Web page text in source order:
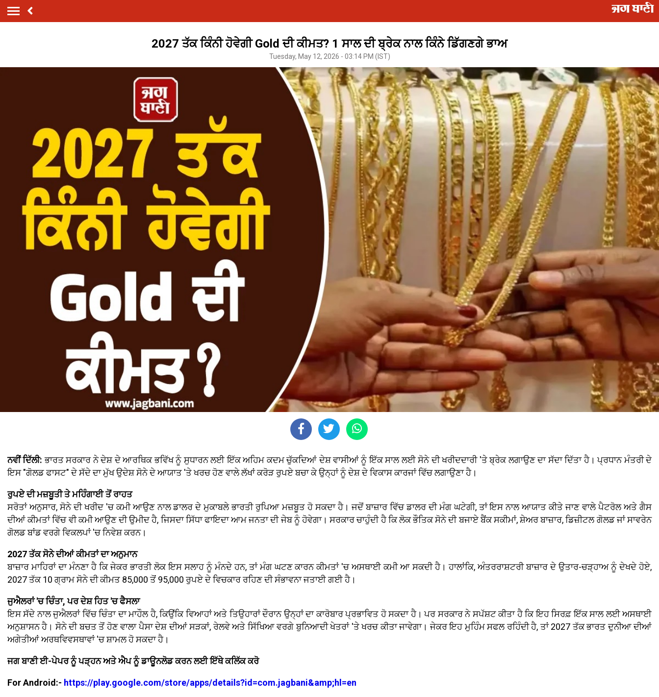
2027 ਤੱਕ ਕਿੰਨੀ ਹੋਵੇਗੀ Gold ਦੀ ਕੀਮਤ? 1 ਸਾਲ ਦੀ ਬ੍ਰੇਕ ਨਾਲ ਕਿੰਨੇ ਡਿੱਗਣਗੇ ਭਾਅ
Tuesday, May 12, 2026 - 03:14 PM (IST)
ਨਵੀਂ ਦਿੱਲੀ:ਭਾਰਤ ਸਰਕਾਰ ਨੇ ਦੇਸ਼ ਦੇ ਆਰਥਿਕ ਭਵਿੱਖ ਨੂੰ ਸੁਧਾਰਨ ਲਈ ਇੱਕ ਅਹਿਮ ਕਦਮ ਚੁੱਕਦਿਆਂ ਦੇਸ਼ ਵਾਸੀਆਂ ਨੂੰ ਇੱਕ ਸਾਲ ਲਈ ਸੋਨੇ ਦੀ ਖਰੀਦਦਾਰੀ 'ਤੇ ਬ੍ਰੇਕ ਲਗਾਉਣ ਦਾ ਸੱਦਾ ਦਿੱਤਾ ਹੈ। ਪ੍ਰਧਾਨ ਮੰਤਰੀ ਦੇ
ਇਸ "ਗੋਲਡ ਫਾਸਟ" ਦੇ ਸੱਦੇ ਦਾ ਮੁੱਖ ਉਦੇਸ਼ ਸੋਨੇ ਦੇ ਆਯਾਤ 'ਤੇ ਖਰਚ ਹੋਣ ਵਾਲੇ ਲੱਖਾਂ ਕਰੋੜ ਰੁਪਏ ਬਚਾ ਕੇ ਉਨ੍ਹਾਂ ਨੂੰ ਦੇਸ਼ ਦੇ ਵਿਕਾਸ ਕਾਰਜਾਂ ਵਿੱਚ ਲਗਾਉਣਾ ਹੈ।
ਰੁਪਏ ਦੀ ਮਜ਼ਬੂਤੀ ਤੇ ਮਹਿੰਗਾਈ ਤੋਂ ਰਾਹਤ
ਸਰੋਤਾਂ ਅਨੁਸਾਰ, ਸੋਨੇ ਦੀ ਖਰੀਦ 'ਚ ਕਮੀ ਆਉਣ ਨਾਲ ਡਾਲਰ ਦੇ ਮੁਕਾਬਲੇ ਭਾਰਤੀ ਰੁਪਿਆ ਮਜ਼ਬੂਤ ਹੋ ਸਕਦਾ ਹੈ। ਜਦੋਂ ਬਾਜ਼ਾਰ ਵਿੱਚ ਡਾਲਰ ਦੀ ਮੰਗ ਘਟੇਗੀ, ਤਾਂ ਇਸ ਨਾਲ ਆਯਾਤ ਕੀਤੇ ਜਾਣ ਵਾਲੇ ਪੈਟਰੋਲ ਅਤੇ ਗੈਸ
ਦੀਆਂ ਕੀਮਤਾਂ ਵਿੱਚ ਵੀ ਕਮੀ ਆਉਣ ਦੀ ਉਮੀਦ ਹੈ, ਜਿਸਦਾ ਸਿੱਧਾ ਫਾਇਦਾ ਆਮ ਜਨਤਾ ਦੀ ਜੇਬ ਨੂੰ ਹੋਵੇਗਾ। ਸਰਕਾਰ ਚਾਹੁੰਦੀ ਹੈ ਕਿ ਲੋਕ ਭੌਤਿਕ ਸੋਨੇ ਦੀ ਬਜਾਏ ਬੈਂਕ ਸਕੀਮਾਂ, ਸ਼ੇਅਰ ਬਾਜ਼ਾਰ, ਡਿਜ਼ੀਟਲ ਗੋਲਡ ਜਾਂ ਸਾਵਰੇਨ
ਗੋਲਡ ਬਾਂਡ ਵਰਗੇ ਵਿਕਲਪਾਂ 'ਚ ਨਿਵੇਸ਼ ਕਰਨ।
2027 ਤੱਕ ਸੋਨੇ ਦੀਆਂ ਕੀਮਤਾਂ ਦਾ ਅਨੁਮਾਨ
ਬਾਜ਼ਾਰ ਮਾਹਿਰਾਂ ਦਾ ਮੰਨਣਾ ਹੈ ਕਿ ਜੇਕਰ ਭਾਰਤੀ ਲੋਕ ਇਸ ਸਲਾਹ ਨੂੰ ਮੰਨਦੇ ਹਨ, ਤਾਂ ਮੰਗ ਘਟਣ ਕਾਰਨ ਕੀਮਤਾਂ 'ਚ ਅਸਥਾਈ ਕਮੀ ਆ ਸਕਦੀ ਹੈ। ਹਾਲਾਂਕਿ, ਅੰਤਰਰਾਸ਼ਟਰੀ ਬਾਜ਼ਾਰ ਦੇ ਉਤਾਰ-ਚੜ੍ਹਾਅ ਨੂੰ ਦੇਖਦੇ ਹੋਏ,
2027 ਤੱਕ 10 ਗ੍ਰਾਮ ਸੋਨੇ ਦੀ ਕੀਮਤ 85,000 ਤੋਂ 95,000 ਰੁਪਏ ਦੇ ਵਿਚਕਾਰ ਰਹਿਣ ਦੀ ਸੰਭਾਵਨਾ ਜਤਾਈ ਗਈ ਹੈ।
ਜੁਐਲਰਾਂ 'ਚ ਚਿੰਤਾ, ਪਰ ਦੇਸ਼ ਹਿਤ 'ਚ ਫੈਸਲਾ
ਇਸ ਸੱਦੇ ਨਾਲ ਜੁਐਲਰਾਂ ਵਿੱਚ ਚਿੰਤਾ ਦਾ ਮਾਹੌਲ ਹੈ, ਕਿਉਂਕਿ ਵਿਆਹਾਂ ਅਤੇ ਤਿਉਹਾਰਾਂ ਦੌਰਾਨ ਉਨ੍ਹਾਂ ਦਾ ਕਾਰੋਬਾਰ ਪ੍ਰਭਾਵਿਤ ਹੋ ਸਕਦਾ ਹੈ। ਪਰ ਸਰਕਾਰ ਨੇ ਸਪੱਸ਼ਟ ਕੀਤਾ ਹੈ ਕਿ ਇਹ ਸਿਰਫ਼ ਇੱਕ ਸਾਲ ਲਈ ਅਸਥਾਈ
ਅਨੁਸ਼ਾਸਨ ਹੈ। ਸੋਨੇ ਦੀ ਬਚਤ ਤੋਂ ਹੋਣ ਵਾਲਾ ਪੈਸਾ ਦੇਸ਼ ਦੀਆਂ ਸੜਕਾਂ, ਰੇਲਵੇ ਅਤੇ ਸਿੱਖਿਆ ਵਰਗੇ ਬੁਨਿਆਦੀ ਖੇਤਰਾਂ 'ਤੇ ਖਰਚ ਕੀਤਾ ਜਾਵੇਗਾ। ਜੇਕਰ ਇਹ ਮੁਹਿੰਮ ਸਫਲ ਰਹਿੰਦੀ ਹੈ, ਤਾਂ 2027 ਤੱਕ ਭਾਰਤ ਦੁਨੀਆ ਦੀਆਂ
ਅਗੇਤੀਆਂ ਅਰਥਵਿਵਸਥਾਵਾਂ 'ਚ ਸ਼ਾਮਲ ਹੋ ਸਕਦਾ ਹੈ।
ਜਗ ਬਾਣੀ ਈ-ਪੇਪਰ ਨੂੰ ਪੜ੍ਹਨ ਅਤੇ ਐਪ ਨੂੰ ਡਾਊਨਲੋਡ ਕਰਨ ਲਈ ਇੱਥੇ ਕਲਿੱਕ ਕਰੋ
For Android:- https://play.google.com/store/apps/details?id=com.jagbani&amp;hl=en